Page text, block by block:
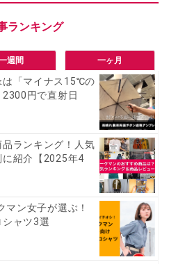
週間 一ヶ月
は「マイナス15℃の
円で直射日
ランキング！人気
に紹介【2025年4
マン女子が選ぶ！
ャツ3選